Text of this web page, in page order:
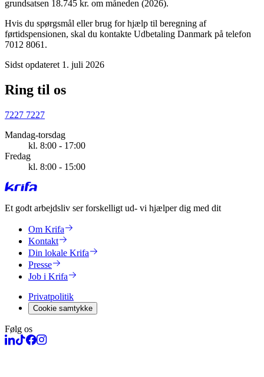
grundsatsen 18.745 kr. om måneden (2026).
Hvis du spørgsmål eller brug for hjælp til beregning af
førtidspensionen, skal du kontakte Udbetaling Danmark på telefon
7012 8061.
Sidst opdateret 1. juli 2026
Ring til os
7227 7227
Mandag-torsdag
kl. 8:00 - 17:00
Fredag
kl. 8:00 - 15:00
Et godt arbejdsliv ser forskelligt ud- vi hjælper dig med dit
Om Krifa
Kontakt
Din lokale Krifa
Presse
Job i Krifa
Privatpolitik
Cookie samtykke
Følg os